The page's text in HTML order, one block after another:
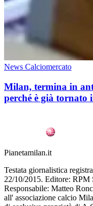
News Calciomercato
Milan, termina in
perché è già tornato
Pianetamilan.it
Testata giornalistica
22/10/2015. Editore: RPM
Responsabile: Matteo
all' associazione calcio